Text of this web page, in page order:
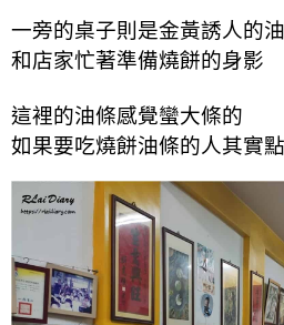
一旁的桌子則是金黃誘人的
和店家忙著準備燒餅的身影
這裡的油條感覺蠻大條的
如果要吃燒餅油條的人其實